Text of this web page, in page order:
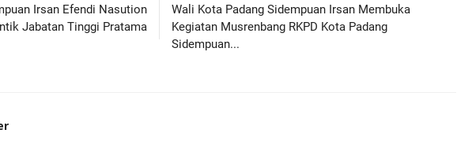
Irsan Efendi Nasution
Jabatan Tinggi Pratama
Wali Kota Padang Sidempuan Irsan Membuka
Kegiatan Musrenbang RKPD Kota Padang
Sidempuan...
Perkuat
Buddha Tzu...